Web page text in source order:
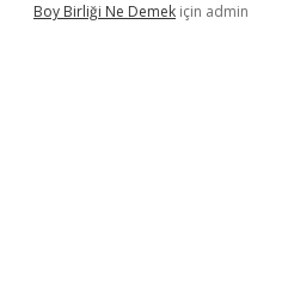
Boy Birliği Ne Demek için admin